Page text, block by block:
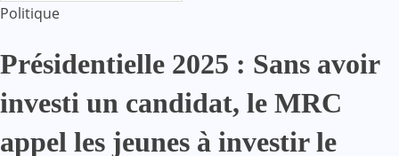
Politique
Présidentielle 2025 : Sans avoir
investi un candidat, le MRC
appel les jeunes à investir le